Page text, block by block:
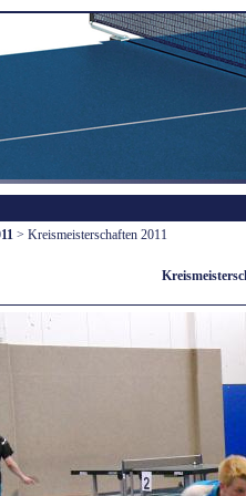
> Kreismeisterschaften 2011